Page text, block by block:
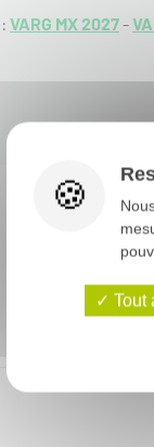
VARG MX 2027-
Tout